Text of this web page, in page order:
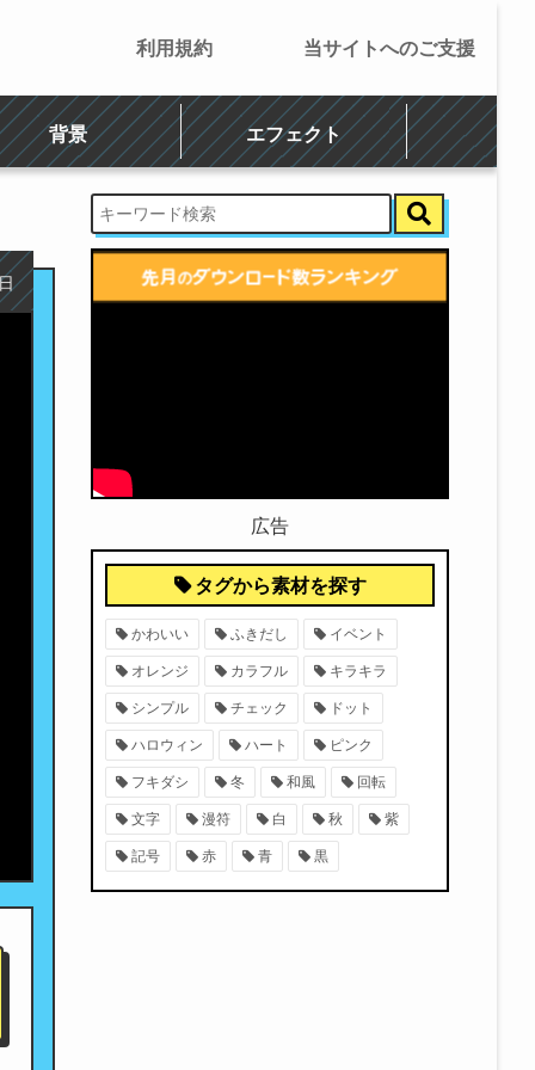
背景 エフェクト
利用規約 当サイトへのご支援
広告
タグから素材を探す
かわいい ふきだし イベント
オレンジ カラフル キラキラ
シンプル チェック ドット
ハロウィン ハート ピンク
フキダシ 冬 和風 回転
文字 漫符 白 秋 紫
記号 赤 青 黒